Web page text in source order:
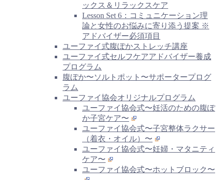
ックス＆リラックスケア
Lesson Set 6：コミュニケーション理
論と女性のお悩みに寄り添う提案 ※
アドバイザー必須項目
ユーファイ式腹ぽかストレッチ講座
ユーファイ式セルフケアアドバイザー養成
プログラム
腹ぽか〜ソルトポット〜サポータープログ
ラム
ユーファイ協会オリジナルプログラム
ユーファイ協会式〜妊活のための腹ぽ
か子宮ケア〜
ユーファイ協会式〜子宮整体ラクサー
（着衣・オイル）〜
ユーファイ協会式〜妊婦・マタニティ
ケア〜
ユーファイ協会式〜ホットブロック〜